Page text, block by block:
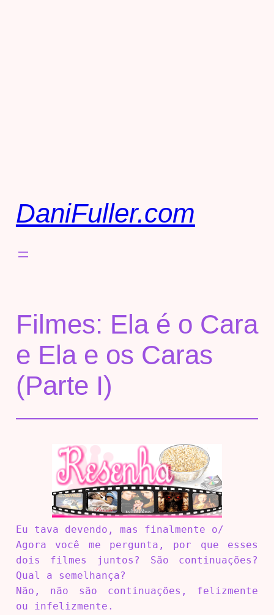
DaniFuller.com
Filmes: Ela é o Cara
e Ela e os Caras
(Parte I)
Eu tava devendo, mas finalmente o/
Agora você me pergunta, por que esses
dois filmes juntos? São continuações?
Qual a semelhança?
Não, não são continuações, felizmente
ou infelizmente.